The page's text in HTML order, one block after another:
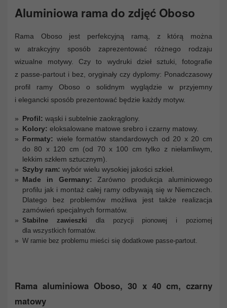
Aluminiowa rama do zdjęć Oboso
Rama Oboso jest perfekcyjną ramą, z którą można
w atrakcyjny sposób zaprezentować różnego rodzaju
wizualne motywy. Czy to wydruki dzieł sztuki, fotografie
z passe-partout i bez, oryginały czy dyplomy: Ponadczasowy
profil ramy Oboso o solidnym wyglądzie w przyjemny
i elegancki sposób prezentować będzie każdy motyw.
Profil: wąski i subtelnie zaokrąglony.
Kolory: eloksalowane matowe srebro i czarny matowy.
Formaty: wiele formatów standardowych od 20 x 20 cm
do 80 x 120 cm (od 70 x 100 cm tylko z niełamliwym,
lekkim szkłem sztucznym).
Szyby ram: wybór wielu wysokiej jakości szkieł.
Made in Germany: Zarówno produkcja aluminiowego
profilu jak i montaż całej ramy odbywają się w Niemczech.
Dlatego bez problemów możliwa jest także realizacja
zamówień specjalnych formatów.
Stabilne zawieszki dla pozycji pionowej i poziomej
dla wszystkich formatów.
W ramie bez problemu mieści się dodatkowe passe-partout.
Rama aluminiowa Oboso, 30 x 40 cm, czarny
matowy